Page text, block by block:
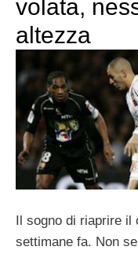
volata,
altezza
Il sogno di riaprire il
settimane fa. Non